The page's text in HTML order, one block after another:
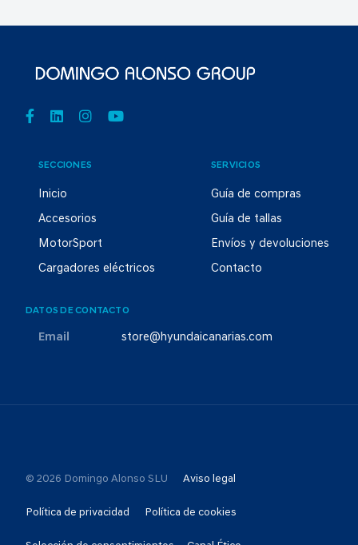
SECCIONES
Inicio
Accesorios
MotorSport
Cargadores eléctricos
SERVICIOS
Guía de compras
Guía de tallas
Envíos y devoluciones
Contacto
DATOS DE CONTACTO
Email store@hyundaicanarias.com
© 2026 Domingo Alonso SLU Aviso legal
Política de privacidad Política de cookies